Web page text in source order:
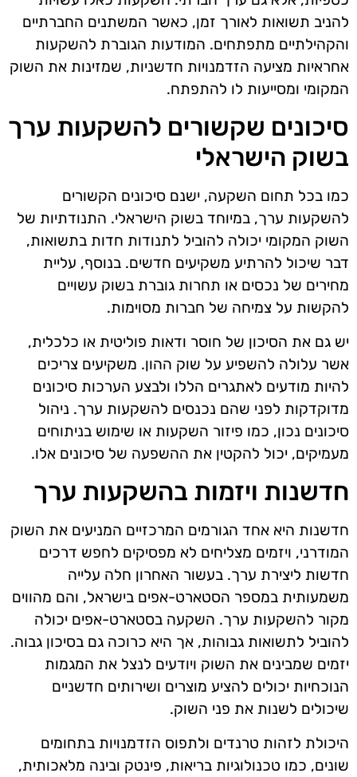
להניב תשואות לאורך זמן, כאשר המשתנים החברתיים
והקהילתיים מתפתחים. המודעות הגוברת להשקעות
אחראיות מציעה הזדמנויות חדשניות, שמזינות את השוק
המקומי ומסייעות לו להתפתח.
סיכונים שקשורים להשקעות ערך
בשוק הישראלי
כמו בכל תחום השקעה, ישנם סיכונים הקשורים
להשקעות ערך, במיוחד בשוק הישראלי. התנודתיות של
השוק המקומי יכולה להוביל לתנודות חדות בתשואות,
דבר שיכול להרתיע משקיעים חדשים. בנוסף, עליית
מחירים של נכסים או תחרות גוברת בשוק עשויים
להקשות על צמיחה של חברות מסוימות.
יש גם את הסיכון של חוסר ודאות פוליטית או כלכלית,
אשר עלולה להשפיע על שוק ההון. משקיעים צריכים
להיות מודעים לאתגרים הללו ולבצע הערכות סיכונים
מדוקדקות לפני שהם נכנסים להשקעות ערך. ניהול
סיכונים נכון, כמו פיזור השקעות או שימוש בניתוחים
מעמיקים, יכול להקטין את ההשפעה של סיכונים אלו.
חדשנות ויזמות בהשקעות ערך
חדשנות היא אחד הגורמים המרכזיים המניעים את השוק
המודרני, ויזמים מצליחים לא מפסיקים לחפש דרכים
חדשות ליצירת ערך. בעשור האחרון חלה עלייה
משמעותית במספר הסטארט-אפים בישראל, והם מהווים
מקור להשקעות ערך. השקעה בסטארט-אפים יכולה
להוביל לתשואות גבוהות, אך היא כרוכה גם בסיכון גבוה.
יזמים שמבינים את השוק ויודעים לנצל את המגמות
הנוכחיות יכולים להציע מוצרים ושירותים חדשניים
שיכולים לשנות את פני השוק.
היכולת לזהות טרנדים ולתפוס הזדמנויות בתחומים
שונים, כמו טכנולוגיות בריאות, פינטק ובינה מלאכותית,